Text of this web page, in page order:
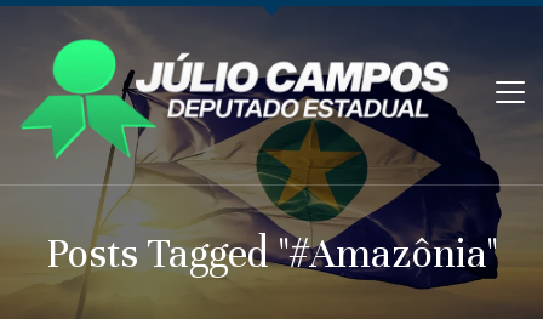
Posts Tagged "#Amazônia"